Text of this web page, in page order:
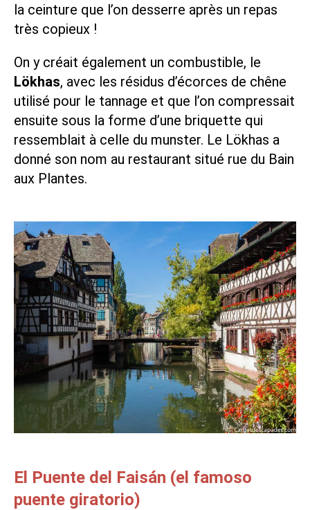
la ceinture que l’on desserre après un repas
très copieux !
On y créait également un combustible, le
Lökhas, avec les résidus d’écorces de chêne
utilisé pour le tannage et que l’on compressait
ensuite sous la forme d’une briquette qui
ressemblait à celle du munster. Le Lökhas a
donné son nom au restaurant situé rue du Bain
aux Plantes.
El Puente del Faisán (el famoso
puente giratorio)